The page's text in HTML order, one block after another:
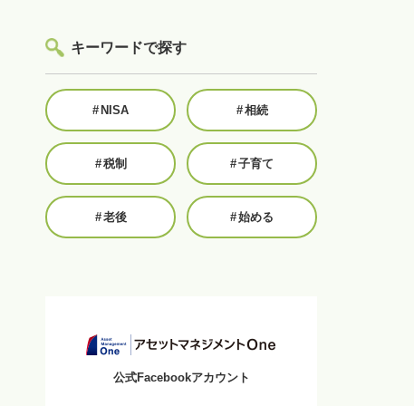
キーワードで探す
# NISA #相続
#税制 #子育て
#老後 #始める
公式Facebookアカウント